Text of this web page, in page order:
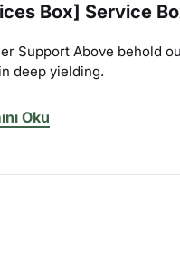
Box] Service
Support Above behold
deep yielding.
Oku